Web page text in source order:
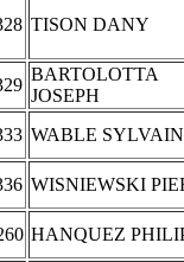
TISON DANY
BARTOLOTTA
JOSEPH
WABLE SYLVAIN
WISNIEWSKI
HANQUEZ